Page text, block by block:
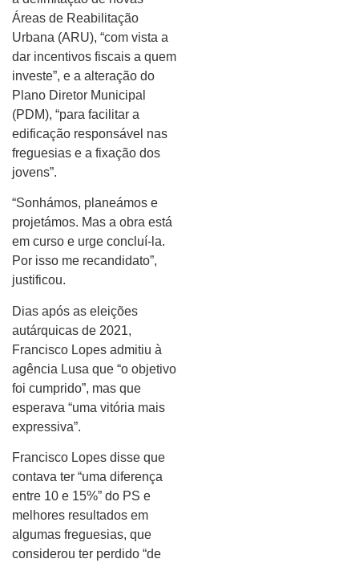
Áreas de Reabilitação
Urbana (ARU), “com vista a
dar incentivos fiscais a quem
investe”, e a alteração do
Plano Diretor Municipal
(PDM), “para facilitar a
edificação responsável nas
freguesias e a fixação dos
jovens”.
“Sonhámos, planeámos e
projetámos. Mas a obra está
em curso e urge concluí-la.
Por isso me recandidato”,
justificou.
Dias após as eleições
autárquicas de 2021,
Francisco Lopes admitiu à
agência Lusa que “o objetivo
foi cumprido”, mas que
esperava “uma vitória mais
expressiva”.
Francisco Lopes disse que
contava ter “uma diferença
entre 10 e 15%” do PS e
melhores resultados em
algumas freguesias, que
considerou ter perdido “de